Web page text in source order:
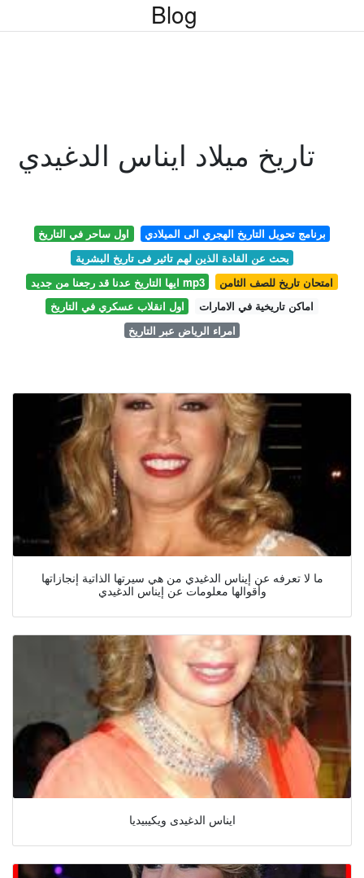
Blog
تاريخ ميلاد ايناس الدغيدي
اول ساحر في التاريخ
برنامج تحويل التاريخ الهجري الى الميلادي
بحث عن القادة الذين لهم تاثير فى تاريخ البشرية
ايها التاريخ عدنا قد رجعنا من جديد mp3
امتحان تاريخ للصف الثامن
اول انقلاب عسكري في التاريخ
اماكن تاريخية في الامارات
امراء الرياض عبر التاريخ
ما لا تعرفه عن إيناس الدغيدي من هي سيرتها الذاتية إنجازاتها
وأقوالها معلومات عن إيناس الدغيدي
ايناس الدغيدى ويكيبيديا